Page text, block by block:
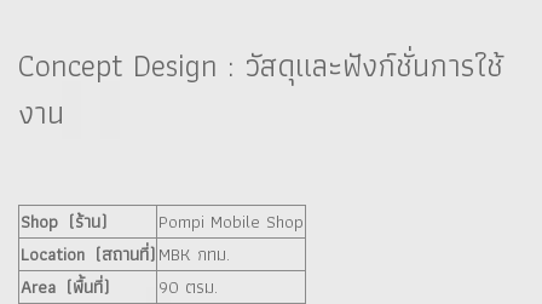
Concept Design : วัสดุและฟังก์ชั่นการใช้
งาน
Shop (ร้าน)
Pompi Mobile Shop
Location (สถานที่)MBK กทม.
Area (พื้นที่)
90 ตรม.